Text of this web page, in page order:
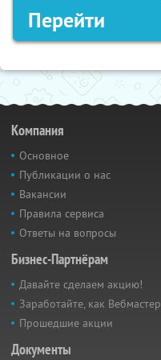
Перейти
Компания
Основное
Публикации о нас
Вакансии
Правила сервиса
Ответы на вопросы
Бизнес-Партнёрам
Давайте сделаем акцию!
Заработайте, как Вебмастер
Прошедшие акции
Документы